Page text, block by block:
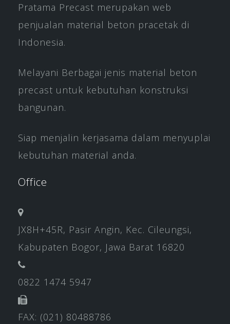
Pratama Precast merupakan web
penjualan material beton pracetak di
Indonesia.
Melayani Berbagai jenis material beton
precast untuk kebutuhan konstruksi
bangunan.
Siap menjalin kerjasama dalam menyuplai
kebutuhan material anda.
Office
JX8H+45R, Pasir Angin, Kec. Cileungsi,
Kabupaten Bogor, Jawa Barat 16820
0822 1474 5947
FAX: (021) 80488786